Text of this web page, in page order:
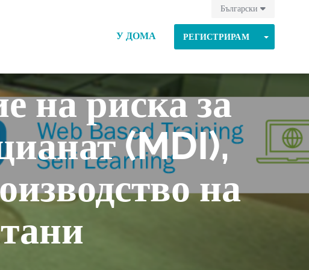
У ДОМА РЕГИСТРИРАМ TOGGLE
Български
на риска за
(MDI),
на